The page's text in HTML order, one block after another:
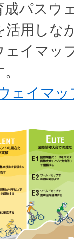
パスウ
活用しな
イマッ
ェイマッ